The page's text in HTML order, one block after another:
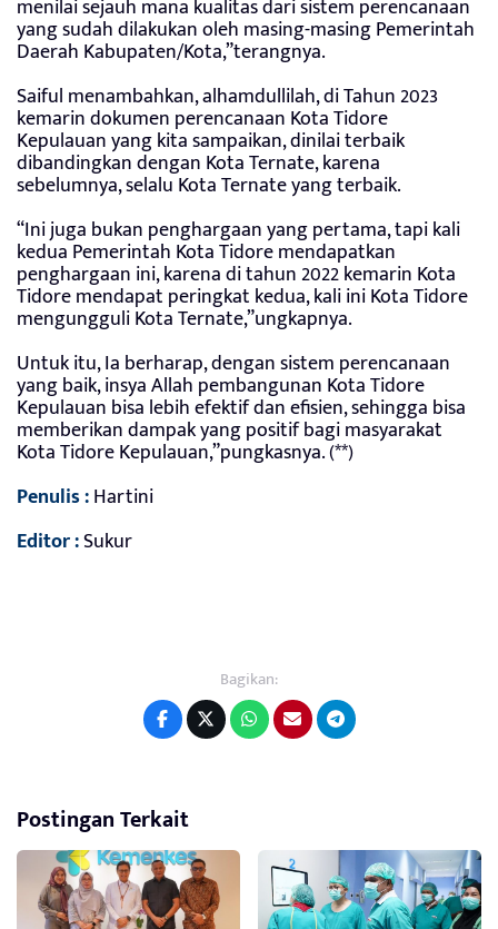
menilai sejauh mana kualitas dari sistem perencanaan
yang sudah dilakukan oleh masing-masing Pemerintah
Daerah Kabupaten/Kota,”terangnya.
Saiful menambahkan, alhamdullilah, di Tahun 2023
kemarin dokumen perencanaan Kota Tidore
Kepulauan yang kita sampaikan, dinilai terbaik
dibandingkan dengan Kota Ternate, karena
sebelumnya, selalu Kota Ternate yang terbaik.
“Ini juga bukan penghargaan yang pertama, tapi kali
kedua Pemerintah Kota Tidore mendapatkan
penghargaan ini, karena di tahun 2022 kemarin Kota
Tidore mendapat peringkat kedua, kali ini Kota Tidore
mengungguli Kota Ternate,”ungkapnya.
Untuk itu, Ia berharap, dengan sistem perencanaan
yang baik, insya Allah pembangunan Kota Tidore
Kepulauan bisa lebih efektif dan efisien, sehingga bisa
memberikan dampak yang positif bagi masyarakat
Kota Tidore Kepulauan,”pungkasnya. (**)
Penulis :Hartini
Editor :Sukur
Bagikan:
Postingan Terkait